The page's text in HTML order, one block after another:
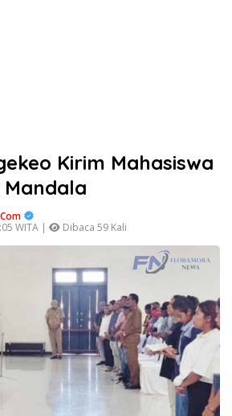
Kirim Mahasiswa
Mandala
WITA |
Dibaca 59 Kali